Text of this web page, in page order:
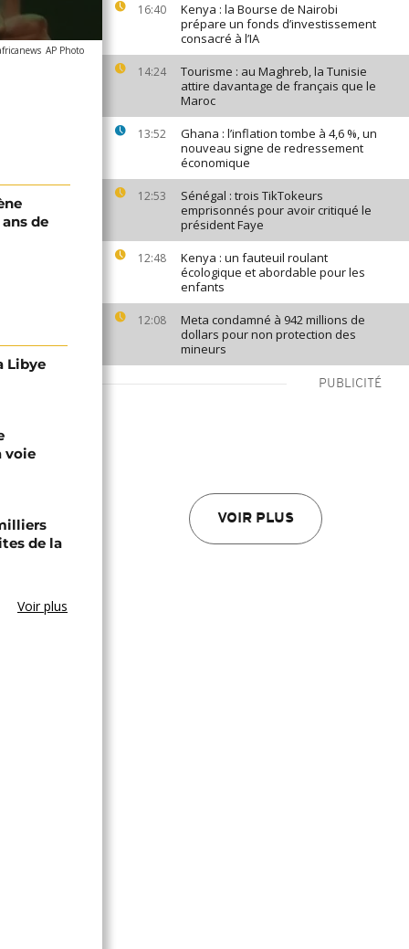
16:40
Kenya : la Bourse de Nairobi
prépare un fonds d’investissement
consacré à l’IA
14:24
Tourisme : au Maghreb, la Tunisie
attire davantage de français que le
Maroc
13:52
Ghana : l’inflation tombe à 4,6 %, un
nouveau signe de redressement
économique
12:53
Sénégal : trois TikTokeurs
emprisonnés pour avoir critiqué le
président Faye
12:48
Kenya : un fauteuil roulant
écologique et abordable pour les
enfants
12:08
Meta condamné à 942 millions de
dollars pour non protection des
mineurs
PUBLICITÉ
VOIR PLUS
AP Photo
de
Libye
voie
de la
Voir plus